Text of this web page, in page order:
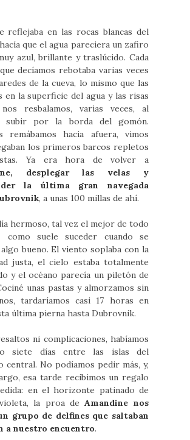
reflejaba en las rocas blancas del
que el agua pareciera un zafiro
azul, brillante y traslúcido. Cada
decíamos rebotaba varias veces
de la cueva, lo mismo que las
en la superficie del agua y las risas
resbalamos, varias veces, al
subir por la borda del gomón.
remábamos hacia afuera, vimos
los primeros barcos repletos
Ya era hora de volver a
desplegar las velas y
la última gran navegada
, a unas 100 millas de ahí.
hermoso, tal vez el mejor de todo
como suele suceder cuando se
bueno. El viento soplaba con la
justa, el cielo estaba totalmente
y el océano parecía un piletón de
unas pastas y almorzamos sin
tardaríamos casi 17 horas en
última pierna hasta Dubrovnik.
ni complicaciones, habíamos
siete días entre las islas del
central. No podíamos pedir más, y,
esa tarde recibimos un regalo
en el horizonte patinado de
la proa deAmandine nos
grupo de delfines que saltaban
a nuestro encuentro.